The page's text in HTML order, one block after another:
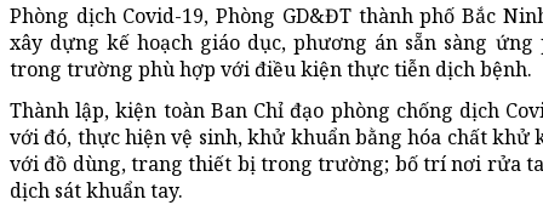
Phòng dịch Covid-19, Phòng GD&ĐT thành phố Bắc
xây dựng kế hoạch giáo dục, phương án sẵn sàng
trong trường phù hợp với điều kiện thực tiễn dịch bệnh.
Thành lập, kiện toàn Ban Chỉ đạo phòng chống dịch
với đó, thực hiện vệ sinh, khử khuẩn bằng hóa chất
với đồ dùng, trang thiết bị trong trường; bố trí nơi rửa
dịch sát khuẩn tay.